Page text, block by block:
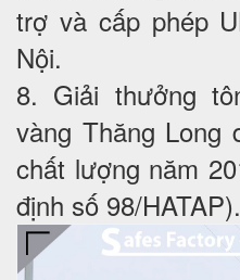
trợ và cấp phép
Nội.
8. Giải thưởng
vàng Thăng Long
chất lượng năm
định số 98/HATAP).